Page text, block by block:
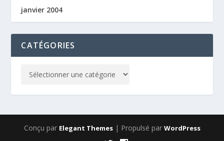
janvier 2004
CATÉGORIES
Conçu par Elegant Themes| Propulsé par WordPress